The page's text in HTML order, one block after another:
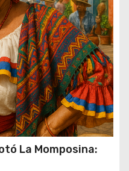
La Momposina: